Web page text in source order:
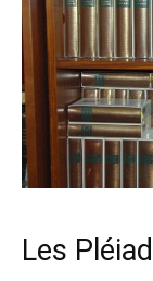
Les